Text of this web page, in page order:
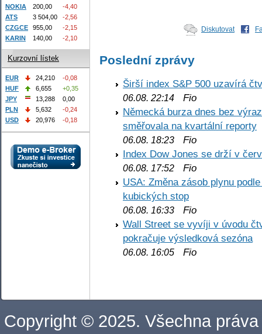
Diskutovat
Poslední zprávy
Širší index S&P 500 uzavírá
06.08. 22:14 Fio
Německá burza dnes bez
směřovala na kvartální reporty
06.08. 18:23 Fio
Index Dow Jones se drží v
06.08. 17:52 Fio
USA: Změna zásob plynu
kubických stop
06.08. 16:33 Fio
Wall Street se vyvíji v úvodu
pokračuje výsledková sezóna
06.08. 16:05 Fio
NOKIA
200,00
-4,40
ATS
3 504,00
-2,56
CZGCE
955,00
-2,15
KARIN
140,00 -2,10
Kurzovní lístek
EUR 24,210
-0,08
HUF
6,655
+0,35
JPY
13,288
0,00
PLN
5,632
-0,24
USD
20,976 -0,18
Copyright © 2025. Všechna práva